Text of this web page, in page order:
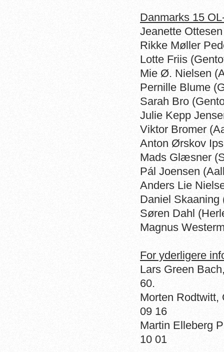
Danmarks 15
Jeanette
Rikke Møller
Lotte Friis
Mie Ø. Nielsen
Pernille Blume
Sarah Bro
Julie Kepp
Viktor Bromer
Anton Ørskov
Mads Glæsner
Pál Joensen
Anders Lie
Daniel Skaaning
Søren Dahl
Magnus
For yderligere
Lars Green
60.
Morten Rodtwitt,
09 16
Martin Elleberg
10 01